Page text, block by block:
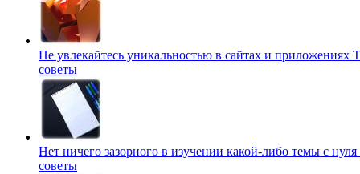
Не увлекайтесь уникальностью в сайтах и приложениях
советы
Нет ничего зазорного в изучении какой-либо темы с нуля
советы